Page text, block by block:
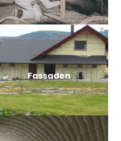
Fassaden